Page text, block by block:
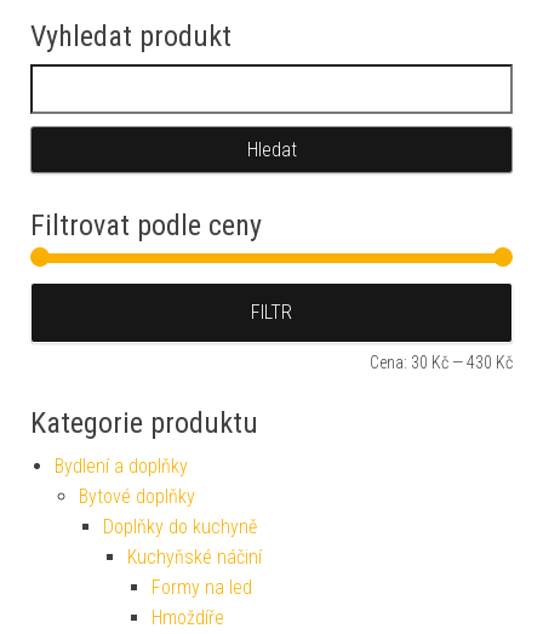
Filtrovat podle ceny
FILTR
Kategorie produktu
Bytové doplňky
Kuchyňské náčiní
Formy na led
Hmoždíře
Kráječe
Kráječe na vajíčka
Kuchyňské nože a příslušenství
Bloky na nože
Kuchyňské nože